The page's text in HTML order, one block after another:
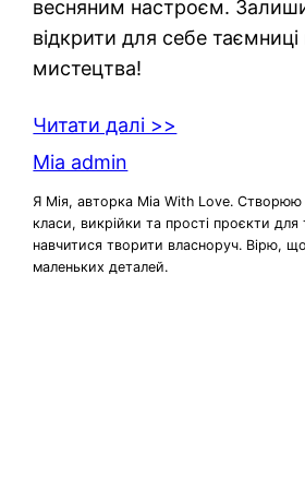
весняним настроєм.
відкрити для себе таємниці
мистецтва!
Читати далі >>
Mia admin
Я Мія, авторка Mia With Love. Створюю
класи, викрійки та прості проєкти
навчитися творити власноруч. Вірю,
маленьких деталей.